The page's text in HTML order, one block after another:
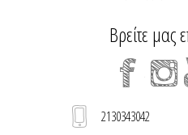
Βρείτε μας
2130343042